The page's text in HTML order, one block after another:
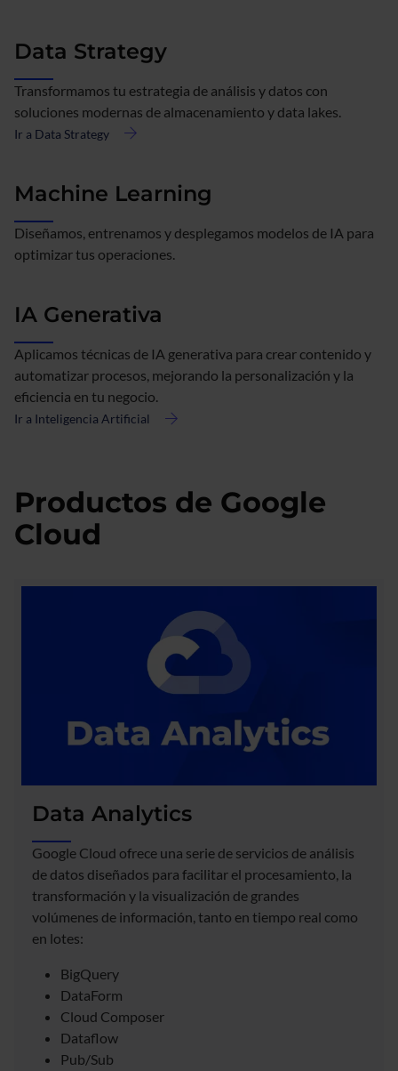
avanzada
Data Strategy
Transformamos tu estrategia de análisis y datos con
soluciones modernas de almacenamiento y data lakes.
Ir a Data Strategy
acerca
Strategy
Machine Learning
Diseñamos, entrenamos y desplegamos modelos de IA para
optimizar tus operaciones.
IA Generativa
Aplicamos técnicas de IA generativa para crear contenido y
automatizar procesos, mejorando la personalización y la
eficiencia en tu negocio.
Ir a Inteligencia Artificial
acerca
Productos de Google
Cloud
Data Analytics
Google Cloud ofrece una serie de servicios de análisis
de datos diseñados para facilitar el procesamiento, la
transformación y la visualización de grandes
volúmenes de información, tanto en tiempo real como
en lotes:
BigQuery
DataForm
Cloud Composer
Dataflow
Pub/Sub